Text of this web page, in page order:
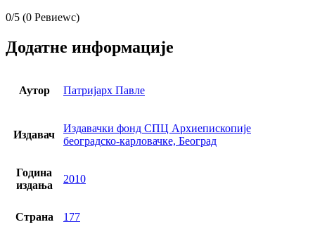
0/5 (0 Ревиеwс)
Додатне информације
Аутор Патријарх Павле
Издавач
Издавачки фонд СПЦ Архиепископије
београдско-карловачке, Београд
Година
издања
2010
Страна 177